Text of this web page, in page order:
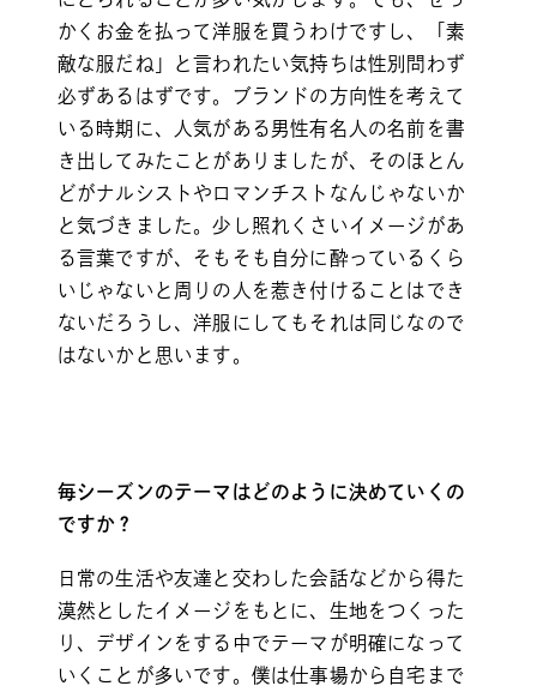
かくお金を払って洋服を買うわけですし、「素
敵な服だね」と言われたい気持ちは性別問わず
必ずあるはずです。ブランドの方向性を考えて
いる時期に、人気がある男性有名人の名前を書
き出してみたことがありましたが、そのほとん
どがナルシストやロマンチストなんじゃないか
と気づきました。少し照れくさいイメージがあ
る言葉ですが、そもそも自分に酔っているくら
いじゃないと周りの人を惹き付けることはでき
ないだろうし、洋服にしてもそれは同じなので
はないかと思います。
毎シーズンのテーマはどのように決めていくの
ですか？
日常の生活や友達と交わした会話などから得た
漠然としたイメージをもとに、生地をつくった
り、デザインをする中でテーマが明確になって
いくことが多いです。僕は仕事場から自宅まで